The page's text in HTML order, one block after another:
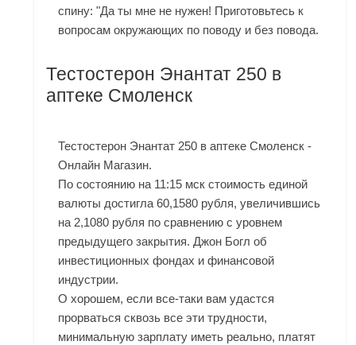
спину: "Да ты мне не нужен! Приготовьтесь к
вопросам окружающих по поводу и без повода.
Тестостерон Энантат 250 в
аптеке Смоленск
Тестостерон Энантат 250 в аптеке Смоленск -
Онлайн Магазин.
По состоянию на 11:15 мск стоимость единой
валюты достигла 60,1580 рубля, увеличившись
на 2,1080 рубля по сравнению с уровнем
предыдущего закрытия. Джон Богл об
инвестиционных фондах и финансовой
индустрии.
О хорошем, если все-таки вам удастся
прорваться сквозь все эти трудности,
минимальную зарплату иметь реально, платят